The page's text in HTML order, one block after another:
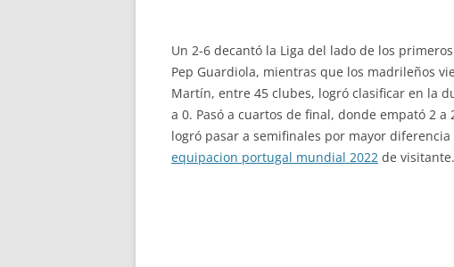
Un 2-6 decantó la Liga del lado de los
Pep Guardiola, mientras que los madrileños
Martín, entre 45 clubes, logró clasificar en la
a 0. Pasó a cuartos de final, donde empató 2
logró pasar a semifinales por mayor
equipacion portugal mundial 2022 de visitante.